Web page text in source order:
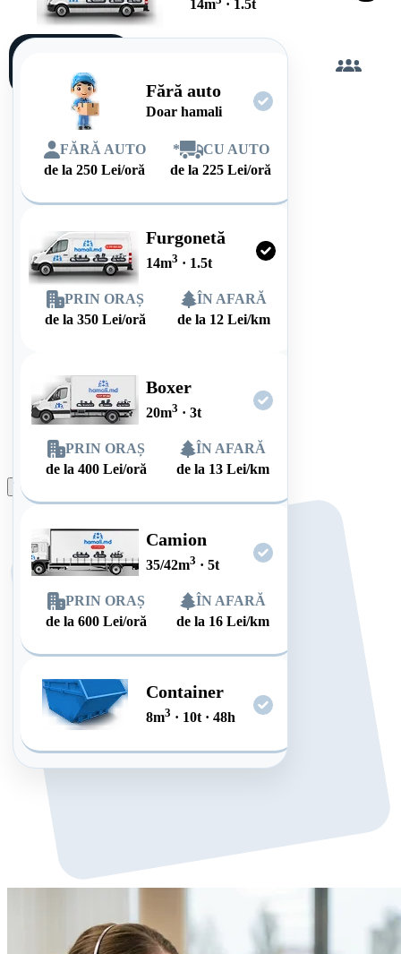
14m · 1.5t
Fără auto
Doar hamali
FĂRĂ AUTO
de la250 Lei/oră
*
CU AUTO
de la225 Lei/oră
Furgonetă
14m3 · 1.5t
PRIN ORAȘ
de la 350 Lei/oră
ÎN AFARĂ
de la 12 Lei/km
Boxer
20m3 · 3t
PRIN ORAȘ
de la400 Lei/oră
ÎN AFARĂ
de la 13 Lei/km
Camion
35/42m3 · 5t
PRIN ORAȘ
de la600 Lei/oră
ÎN AFARĂ
de la 16 Lei/km
Container
8m3 · 10t · 48h
singur
Plasează comanda